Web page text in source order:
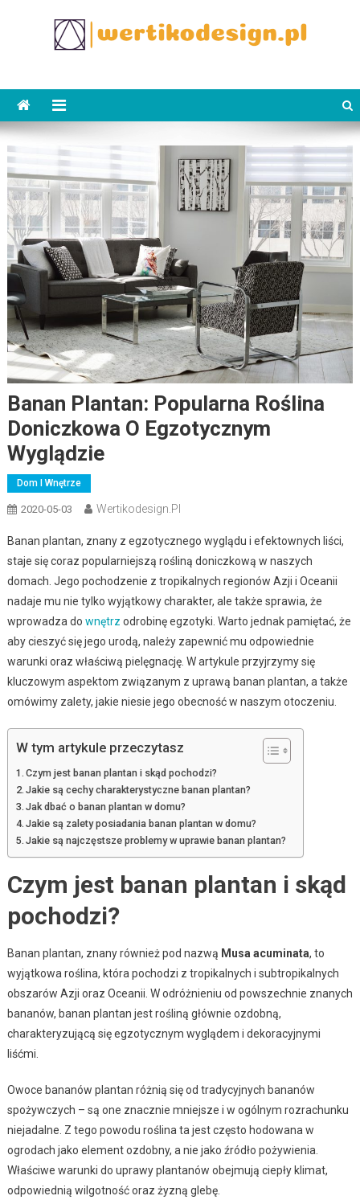
Banan Plantan: Popularna Roślina
Doniczkowa O Egzotycznym
Wyglądzie
Dom I Wnętrze
2020-05-03 Wertikodesign.pl
Banan plantan, znany z egzotycznego wyglądu i efektownych liści,
staje się coraz popularniejszą rośliną doniczkową w naszych
domach. Jego pochodzenie z tropikalnych regionów Azji i Oceanii
nadaje mu nie tylko wyjątkowy charakter, ale także sprawia, że
wprowadza do wnętrz odrobinę egzotyki. Warto jednak pamiętać, że
aby cieszyć się jego urodą, należy zapewnić mu odpowiednie
warunki oraz właściwą pielęgnację. W artykule przyjrzymy się
kluczowym aspektom związanym z uprawą banan plantan, a także
omówimy zalety, jakie niesie jego obecność w naszym otoczeniu.
W tym artykule przeczytasz
Czym jest banan plantan i skąd pochodzi?
Jakie są cechy charakterystyczne banan plantan?
Jak dbać o banan plantan w domu?
Jakie są zalety posiadania banan plantan w domu?
Jakie są najczęstsze problemy w uprawie banan plantan?
Czym jest banan plantan i skąd
pochodzi?
Banan plantan, znany również pod nazwą Musa acuminata, to
wyjątkowa roślina, która pochodzi z tropikalnych i subtropikalnych
obszarów Azji oraz Oceanii. W odróżnieniu od powszechnie znanych
bananów, banan plantan jest rośliną głównie ozdobną,
charakteryzującą się egzotycznym wyglądem i dekoracyjnymi
liśćmi.
Owoce bananów plantan różnią się od tradycyjnych bananów
spożywczych – są one znacznie mniejsze i w ogólnym rozrachunku
niejadalne. Z tego powodu roślina ta jest często hodowana w
ogrodach jako element ozdobny, a nie jako źródło pożywienia.
Właściwe warunki do uprawy plantanów obejmują ciepły klimat,
odpowiednią wilgotność oraz żyzną glebę.